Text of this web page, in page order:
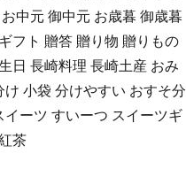
中元 御中元 お歳暮 御歳暮
フト 贈答 贈り物 贈りもの
日 長崎料理 長崎土産 おみ
小袋 分けやすい おすそ分
ーツ すいーつ スイーツギ
茶